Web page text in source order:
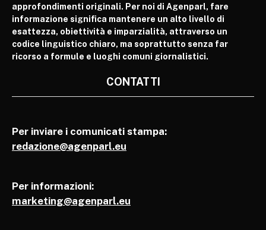
approfondimenti originali. Per noi di Agenparl, fare
informazione significa mantenere un alto livello di
esattezza, obiettività e imparzialità, attraverso un
codice linguistico chiaro, ma soprattutto senza far
ricorso a formule e luoghi comuni giornalistici.
CONTATTI
Per inviare i comunicati stampa:
redazione@agenparl.eu
Per informazioni:
marketing@agenparl.eu